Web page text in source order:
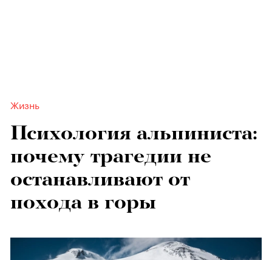
Жизнь
Психология альпиниста:
почему трагедии не
останавливают от
похода в горы